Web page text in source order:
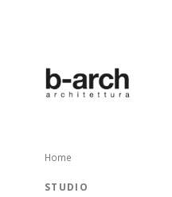
Home
STUDIO